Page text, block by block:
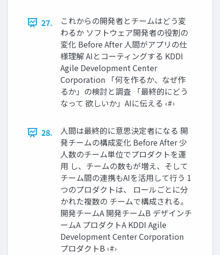
27.
これからの開発者とチームはどう変
わるか ソフトウェア開発者の役割の
変化 Before After 人間がアプリの仕
様理解 AIとコーティングする KDDI
Agile Development Center
Corporation 「何を作るか、なぜ作
るか」の検討と調査 「最終的にどう
なって 欲しいか」AIに伝える ‹#›
28.
人間は最終的に意思決定者になる 開
発チームの構成変化 Before After 少
人数のチーム単位でプロダクトを運
用 し、チームの数もが増え、そして
チーム間の連携もAIを活用して行う 1
つのプロダクトは、 ロールごとに分
かれた複数の チームで構成される。
開発チームA 開発チームB デザインチ
ームA プロダクトA KDDI Agile
Development Center Corporation
プロダクトB ‹#›